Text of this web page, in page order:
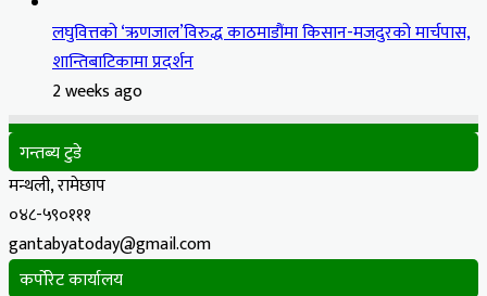
लघुवित्तको ‘ऋणजाल’विरुद्ध काठमाडौंमा किसान-मजदुरको मार्चपास,
शान्तिबाटिकामा प्रदर्शन
2 weeks ago
गन्तब्य टुडे
मन्थली, रामेछाप
०४८-५९०१११
gantabyatoday@gmail.com
कर्पोरेट कार्यालय